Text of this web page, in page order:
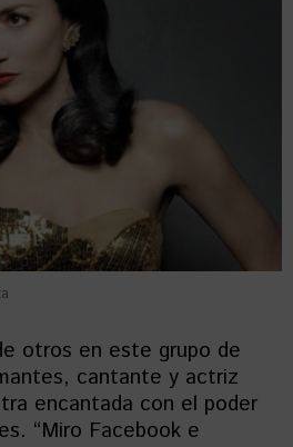
otros en este grupo de
cantante y actriz
encantada con el poder
“Miro Facebook e